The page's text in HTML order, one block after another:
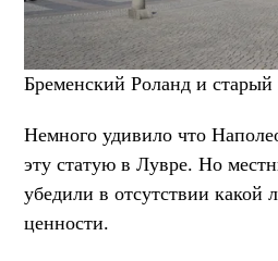
Бременский Роланд и старый
Немного удивило что
эту статую в Лувре. Но
убедили в отсутствии какой
ценности.